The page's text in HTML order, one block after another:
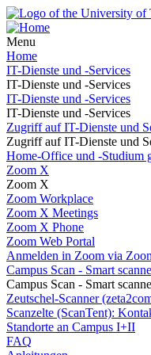
Menu
Home
IT-Dienste und -Services
IT-Dienste und -Services
IT-Dienste und -Services
IT-Dienste und -Services
Zugriff auf IT-Dienste und
Zugriff auf IT-Dienste und
Home-Office und -Studium
Zoom X
Zoom X
Zoom Workplace
Zoom X Meetings
Zoom X Phone
Zoom Web Portal
Anmelden in Zoom via
Campus Scan - Smart
Campus Scan - Smart
Zeutschel-Scanner
Scanzelte (ScanTent):
Standorte an Campus I+II
FAQ